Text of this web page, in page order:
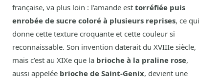
française, va plus loin : l’amande est torréfiée puis
enrobée de sucre coloré à plusieurs reprises, ce qui
donne cette texture croquante et cette couleur si
reconnaissable. Son invention daterait du XVIIIe siècle,
mais c’est au XIXe que la brioche à la praline rose,
aussi appelée brioche de Saint-Genix, devient une